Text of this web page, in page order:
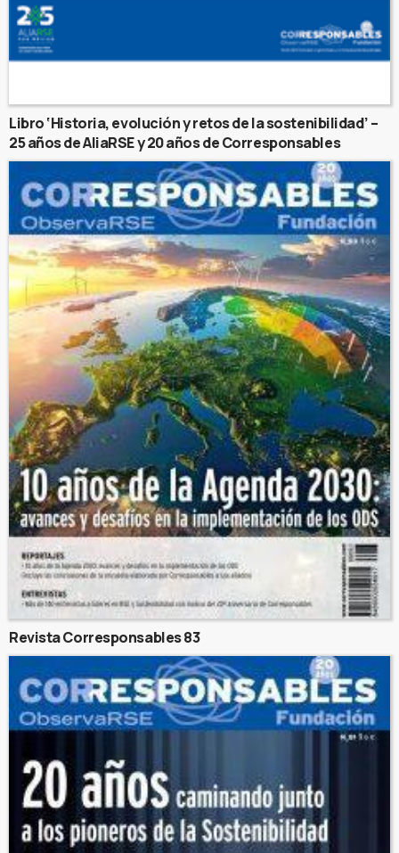
Libro ‘Historia, evolución y retos de la sostenibilidad’ –
25 años de AliaRSE y 20 años de Corresponsables
Revista Corresponsables 83